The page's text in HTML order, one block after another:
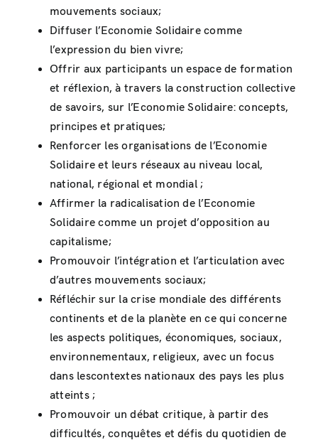
mouvements sociaux;
Diffuser l’Economie Solidaire comme
l’expression du bien vivre;
Offrir aux participants un espace de formation
et réflexion, à travers la construction collective
de savoirs, sur l’Economie Solidaire: concepts,
principes et pratiques;
Renforcer les organisations de l’Economie
Solidaire et leurs réseaux au niveau local,
national, régional et mondial ;
Affirmer la radicalisation de l’Economie
Solidaire comme un projet d’opposition au
capitalisme;
Promouvoir l’intégration et l’articulation avec
d’autres mouvements sociaux;
Réfléchir sur la crise mondiale des différents
continents et de la planète en ce qui concerne
les aspects politiques, économiques, sociaux,
environnementaux, religieux, avec un focus
dans lescontextes nationaux des pays les plus
atteints ;
Promouvoir un débat critique, à partir des
difficultés, conquêtes et défis du quotidien de